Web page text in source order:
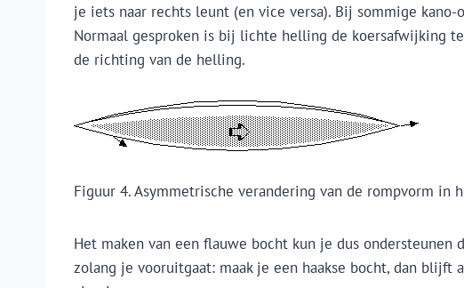
je iets naar rechts leunt (en vice versa). Bij sommige
Normaal gesproken is bij lichte helling de koersafwijking
de richting van de helling.
Figuur 4. Asymmetrische verandering van de rompvorm
Het maken van een flauwe bocht kun je dus
zolang je vooruitgaat: maak je een haakse bocht, dan